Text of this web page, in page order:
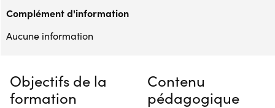
Complément d'information
Aucune information
Objectifs de la
formation
Contenu
pédagogique